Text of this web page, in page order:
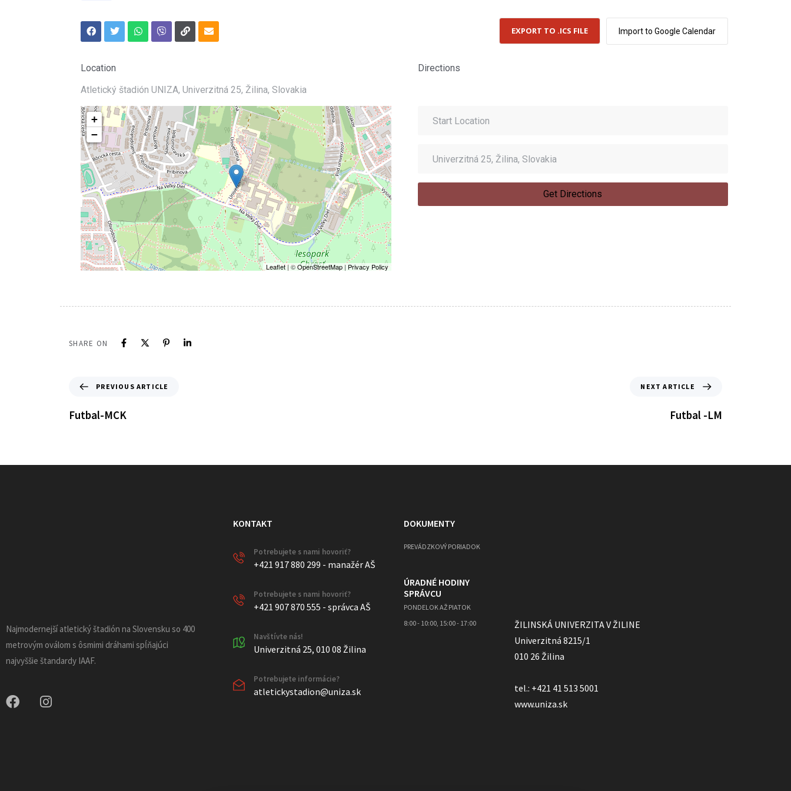
EXPORT TO .ICS FILE Import to Google Calendar
Location
Atletický štadión UNIZA, Univerzitná 25, Žilina, Slovakia
Directions
+
−
Leaflet| ©OpenStreetMap| Privacy Policy
Get Directions
SHARE ON
PREVIOUS ARTICLE
Futbal-MCK
NEXT ARTICLE
Futbal -LM
Najmodernejší atletický štadión na Slovensku so 400
metrovým oválom s ôsmimi dráhami spĺňajúci
najvyššie štandardy IAAF.
KONTAKT
Potrebujete s nami hovoriť?
+421 917 880 299 - manažér AŠ
Potrebujete s nami hovoriť?
+421 907 870 555 - správca AŠ
Navštívte nás!
Univerzitná 25, 010 08 Žilina
Potrebujete informácie?
atletickystadion@uniza.sk
DOKUMENTY
PREVÁDZKOVÝ PORIADOK
ÚRADNÉ HODINY
SPRÁVCU
PONDELOK AŽ PIATOK
8:00 - 10:00, 15:00 - 17:00
ŽILINSKÁ UNIVERZITA V ŽILINE
Univerzitná 8215/1
010 26 Žilina
tel.: +421 41 513 5001
www.uniza.sk